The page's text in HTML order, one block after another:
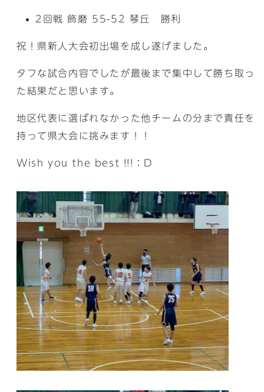
2回戦 飾磨 55-52 琴丘 勝利
祝！県新人大会初出場を成し遂げました。
タフな試合内容でしたが最後まで集中して勝ち取っ
た結果だと思います。
地区代表に選ばれなかった他チームの分まで責任を
持って県大会に挑みます！！
Wish you the best !!!：D